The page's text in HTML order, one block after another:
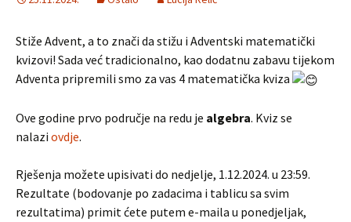
Stiže Advent, a to znači da stižu i Adventski matematički
kvizovi! Sada već tradicionalno, kao dodatnu zabavu tijekom
Adventa pripremili smo za vas 4 matematička kviza
Ove godine prvo područje na redu je algebra. Kviz se
nalazi ovdje.
Rješenja možete upisivati do nedjelje, 1.12.2024. u 23:59.
Rezultate (bodovanje po zadacima i tablicu sa svim
rezultatima) primit ćete putem e-maila u ponedjeljak,